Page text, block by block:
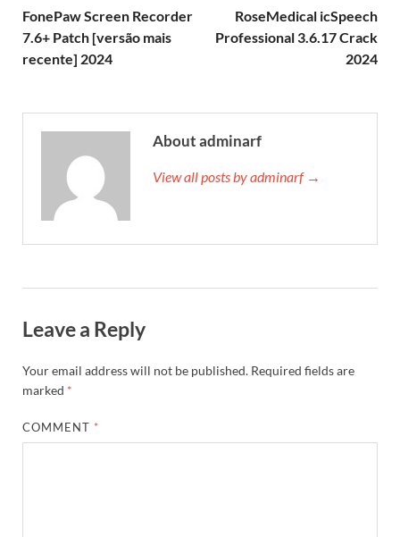
FonePaw Screen Recorder
7.6+ Patch [versão mais
recente] 2024
RoseMedical icSpeech
Professional 3.6.17 Crack
2024
About adminarf
View all posts by adminarf →
Leave a Reply
Your email address will not be published. Required fields are
marked *
COMMENT *